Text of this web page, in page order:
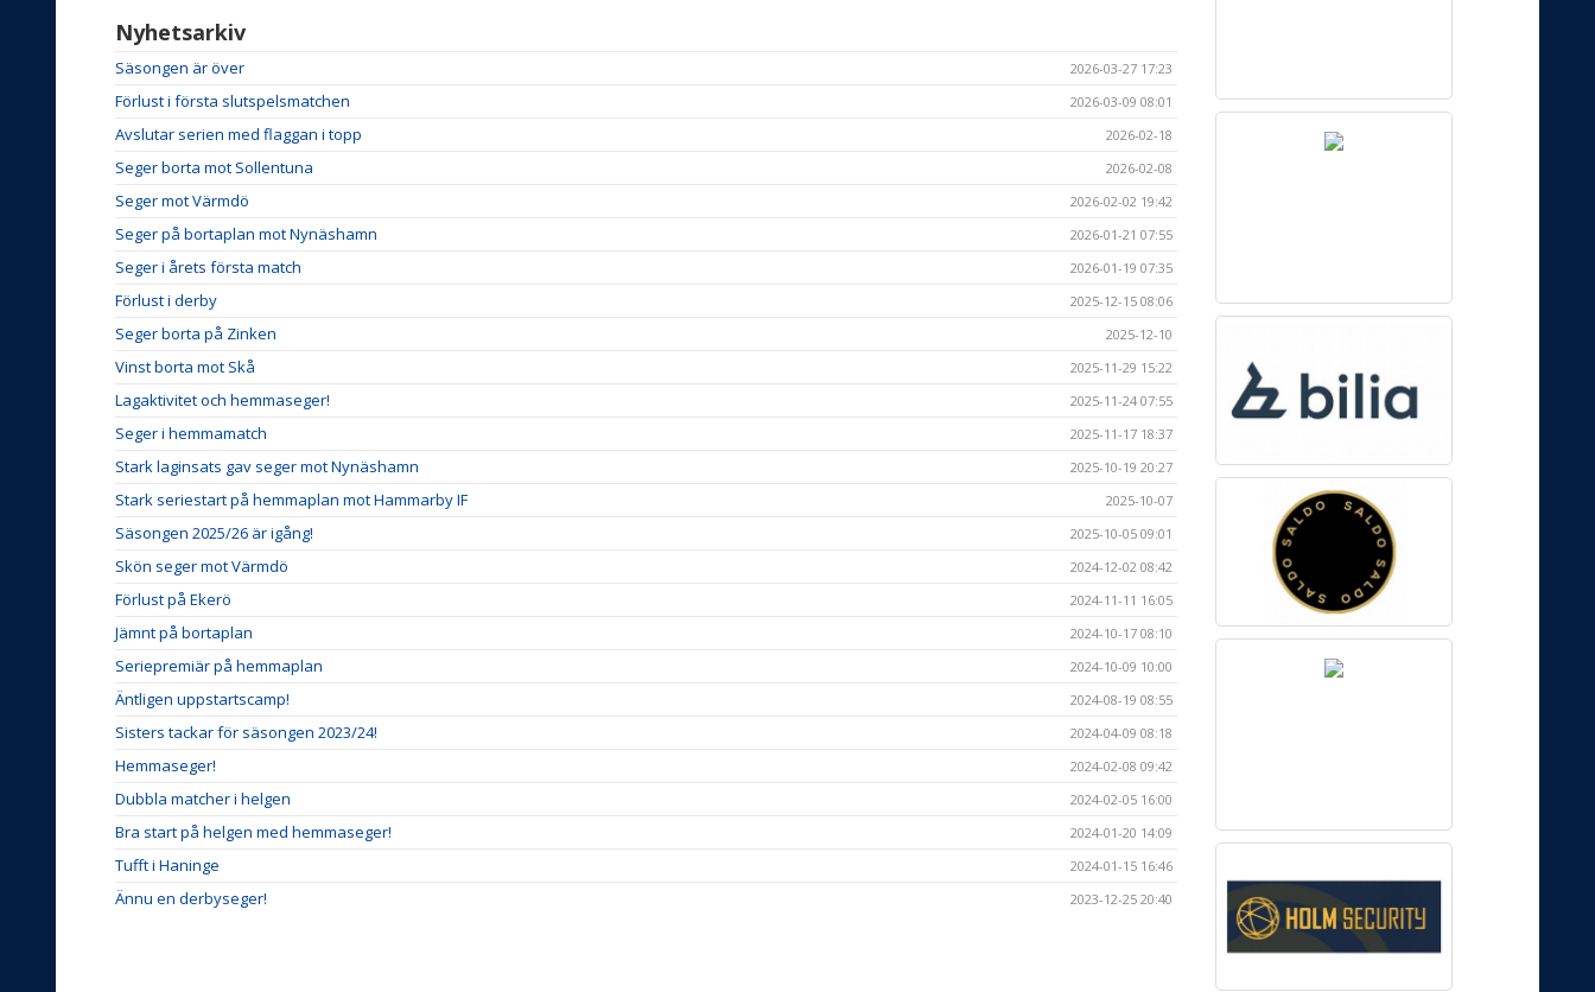
Nyhetsarkiv
Säsongen är över 2026-03-27 17:23
Förlust i första slutspelsmatchen 2026-03-09 08:01
Avslutar serien med flaggan i topp 2026-02-18
Seger borta mot Sollentuna 2026-02-08
Seger mot Värmdö 2026-02-02 19:42
Seger på bortaplan mot Nynäshamn 2026-01-21 07:55
Seger i årets första match 2026-01-19 07:35
Förlust i derby 2025-12-15 08:06
Seger borta på Zinken 2025-12-10
Vinst borta mot Skå 2025-11-29 15:22
Lagaktivitet och hemmaseger! 2025-11-24 07:55
Seger i hemmamatch 2025-11-17 18:37
Stark laginsats gav seger mot Nynäshamn 2025-10-19 20:27
Stark seriestart på hemmaplan mot Hammarby IF 2025-10-07
Säsongen 2025/26 är igång! 2025-10-05 09:01
Skön seger mot Värmdö 2024-12-02 08:42
Förlust på Ekerö 2024-11-11 16:05
Jämnt på bortaplan 2024-10-17 08:10
Seriepremiär på hemmaplan 2024-10-09 10:00
Äntligen uppstartscamp! 2024-08-19 08:55
Sisters tackar för säsongen 2023/24! 2024-04-09 08:18
Hemmaseger! 2024-02-08 09:42
Dubbla matcher i helgen 2024-02-05 16:00
Bra start på helgen med hemmaseger! 2024-01-20 14:09
Tufft i Haninge 2024-01-15 16:46
Ännu en derbyseger! 2023-12-25 20:40